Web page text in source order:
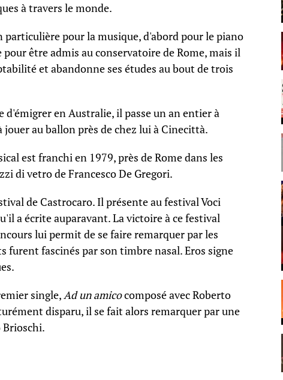
à travers le monde.
pour la musique, d'abord pour le piano
être admis au conservatoire de Rome, mais il
et abandonne ses études au bout de trois
en Australie, il passe un an entier à
au ballon près de chez lui à Cinecittà.
est franchi en 1979, près de Rome dans les
di vetro de Francesco De Gregori.
de Castrocaro. Il présente au festival Voci
a écrite auparavant. La victoire à ce festival
lui permit de se faire remarquer par les
furent fascinés par son timbre nasal. Eros signe
single,Ad un amicocomposé avec Roberto
disparu, il se fait alors remarquer par une